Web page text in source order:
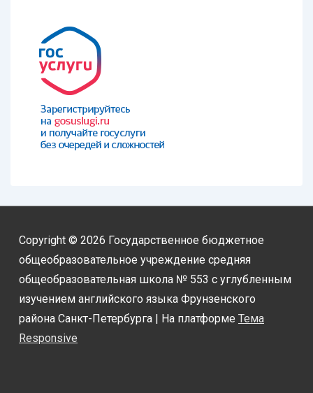
Copyright © 2026 Государственное бюджетное
общеобразовательное учреждение средняя
общеобразовательная школа № 553 с углубленным
изучением английского языка Фрунзенского
района Санкт-Петербурга | На платформе Тема
Responsive